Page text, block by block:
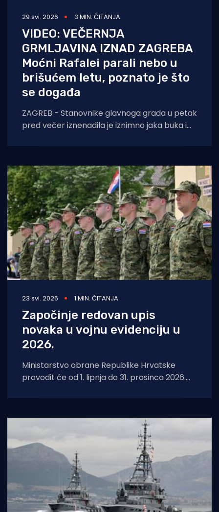
29 svi. 2026 3 MIN. ČITANJA
VIDEO: VEČERNJA
GRMLJAVINA IZNAD ZAGREBA
Moćni Rafalei parali nebo u
brišućem letu, poznato je što
se događa
ZAGREB - Stanovnike glavnoga grada u petak
pred večer iznenadila je iznimno jaka buka i
23 svi. 2026 1 MIN. ČITANJA
Započinje redovan upis
novaka u vojnu evidenciju u
2026.
Ministarstvo obrane Republike Hrvatske
provodit će od 1. lipnja do 31. prosinca 2026.
godišnje uvođenje